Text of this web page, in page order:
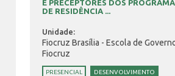
E PRECEPTORES DOS
DE RESIDÊNCIA ...
Unidade:
Fiocruz Brasília - Escola de
Fiocruz
PRESENCIAL DESENVOLVIMENTO